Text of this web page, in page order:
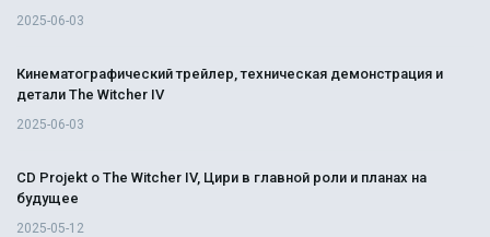
2025-06-03
Кинематографический трейлер, техническая демонстрация и
детали The Witcher IV
2025-06-03
CD Projekt о The Witcher IV, Цири в главной роли и планах на
будущее
2025-05-12